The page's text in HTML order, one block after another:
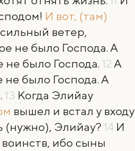
И вот, (там)
ветер,
не было Господа. А
не было Господа. 12 А
не было Господа. А
. 13 Когда Элийау
вышел и встал у входу
(нужно), Элийау? 14 И
воинств, ибо сыны